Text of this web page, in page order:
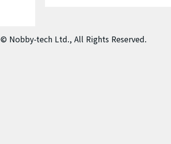
© Nobby-tech Ltd., All Rights Reserved.